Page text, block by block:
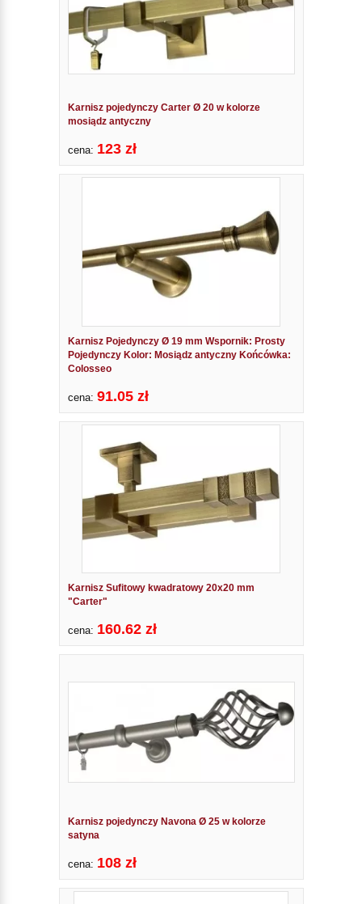
Karnisz pojedynczy Carter Ø 20 w kolorze
mosiądz antyczny
cena: 123 zł
Karnisz Pojedynczy Ø 19 mm Wspornik: Prosty
Pojedynczy Kolor: Mosiądz antyczny Końcówka:
Colosseo
cena: 91.05 zł
Karnisz Sufitowy kwadratowy 20x20 mm
"Carter"
cena: 160.62 zł
Karnisz pojedynczy Navona Ø 25 w kolorze
satyna
cena: 108 zł